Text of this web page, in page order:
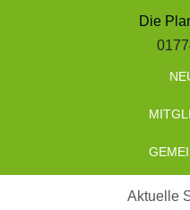
Die
Aktuelle